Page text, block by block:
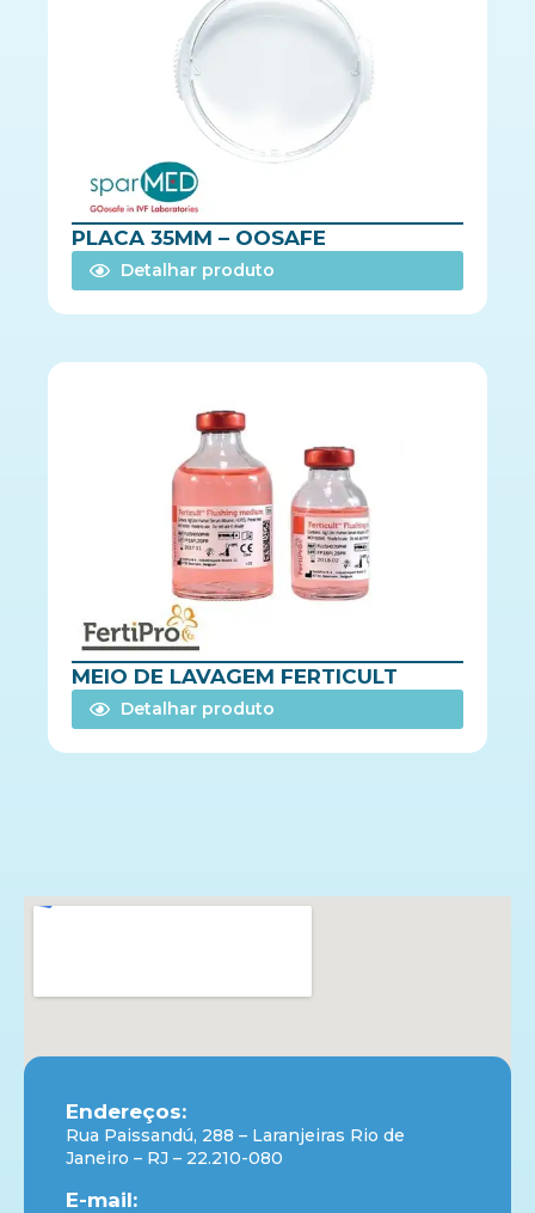
PLACA 35MM – OOSAFE
Detalhar produto
MEIO DE LAVAGEM FERTICULT
Detalhar produto
Endereços:
Rua Paissandú, 288 – Laranjeiras Rio de
Janeiro – RJ – 22.210-080
E-mail: